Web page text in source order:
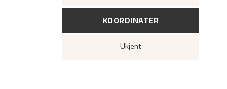
KOORDINATER
Ukjent